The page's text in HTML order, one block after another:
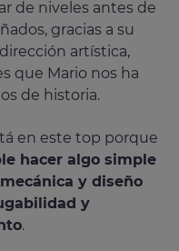
de niveles antes de
gracias a su
dirección artística,
que Mario nos ha
de historia.
en este top porque
hacer algo simple
y diseño
y
.